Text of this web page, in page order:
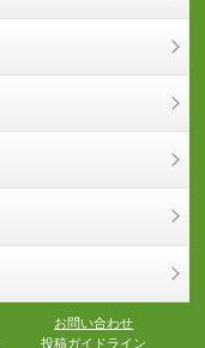
お問い合わせ
投稿ガイドライン